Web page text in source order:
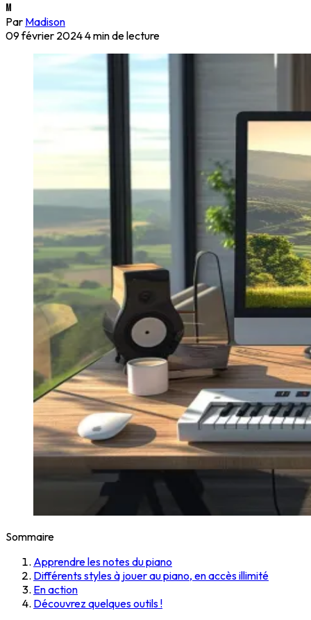
M
Par Madison
09 février 20244 min de lecture
Sommaire
Apprendre les notes du piano
Différents styles à jouer au piano, en accès illimité
En action
Découvrez quelques outils !